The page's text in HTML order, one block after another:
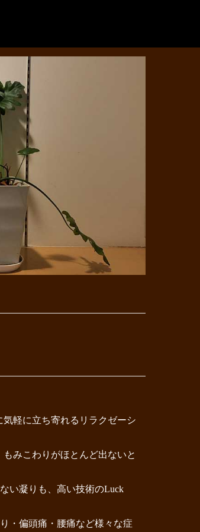
軽に立ち寄れるリラクゼーシ
みこわりがほとんど出ないと
い凝りも、高い技術のLuck
・偏頭痛・腰痛など様々な症